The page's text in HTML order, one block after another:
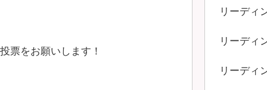
票をお願いします！
リーディ
リーディ
リーディ